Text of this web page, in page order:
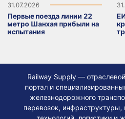
31.07.2026
Первые поезда линии 22
метро Шанхая прибыли на
испытания
Railway Supply —
портал и
железнодорожного
перевозок, инфраструктуры,